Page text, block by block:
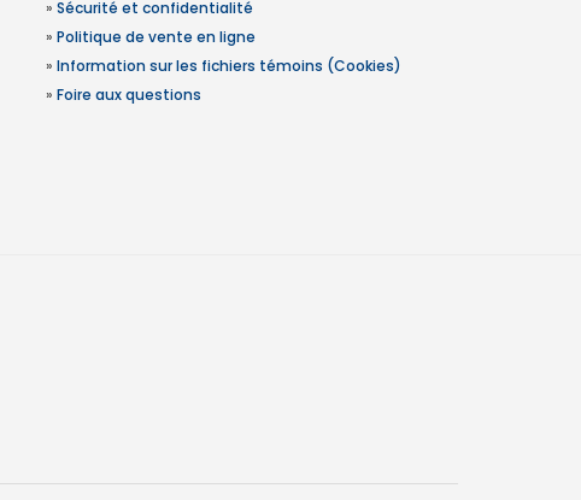
» Sécurité et confidentialité
» Politique de vente en ligne
» Information sur les fichiers témoins (Cookies)
» Foire aux questions